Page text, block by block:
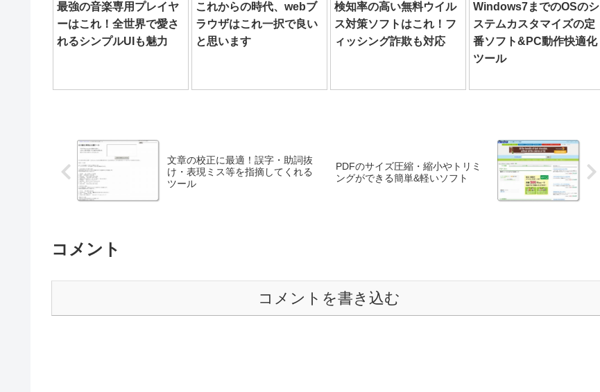
最強の音楽専用プレイヤ
ーはこれ！全世界で愛さ
れるシンプルUIも魅力
これからの時代、webブ
ラウザはこれ一択で良い
と思います
検知率の高い無料ウイル
ス対策ソフトはこれ！フ
ィッシング詐欺も対応
Windows7までのOSのシ
ステムカスタマイズの定
番ソフト&PC動作快適化
ツール
文章の校正に最適！誤字・助詞抜
け・表現ミス等を指摘してくれる
ツール
PDFのサイズ圧縮・縮小やトリミ
ングができる簡単&軽いソフト
コメント
コメントを書き込む